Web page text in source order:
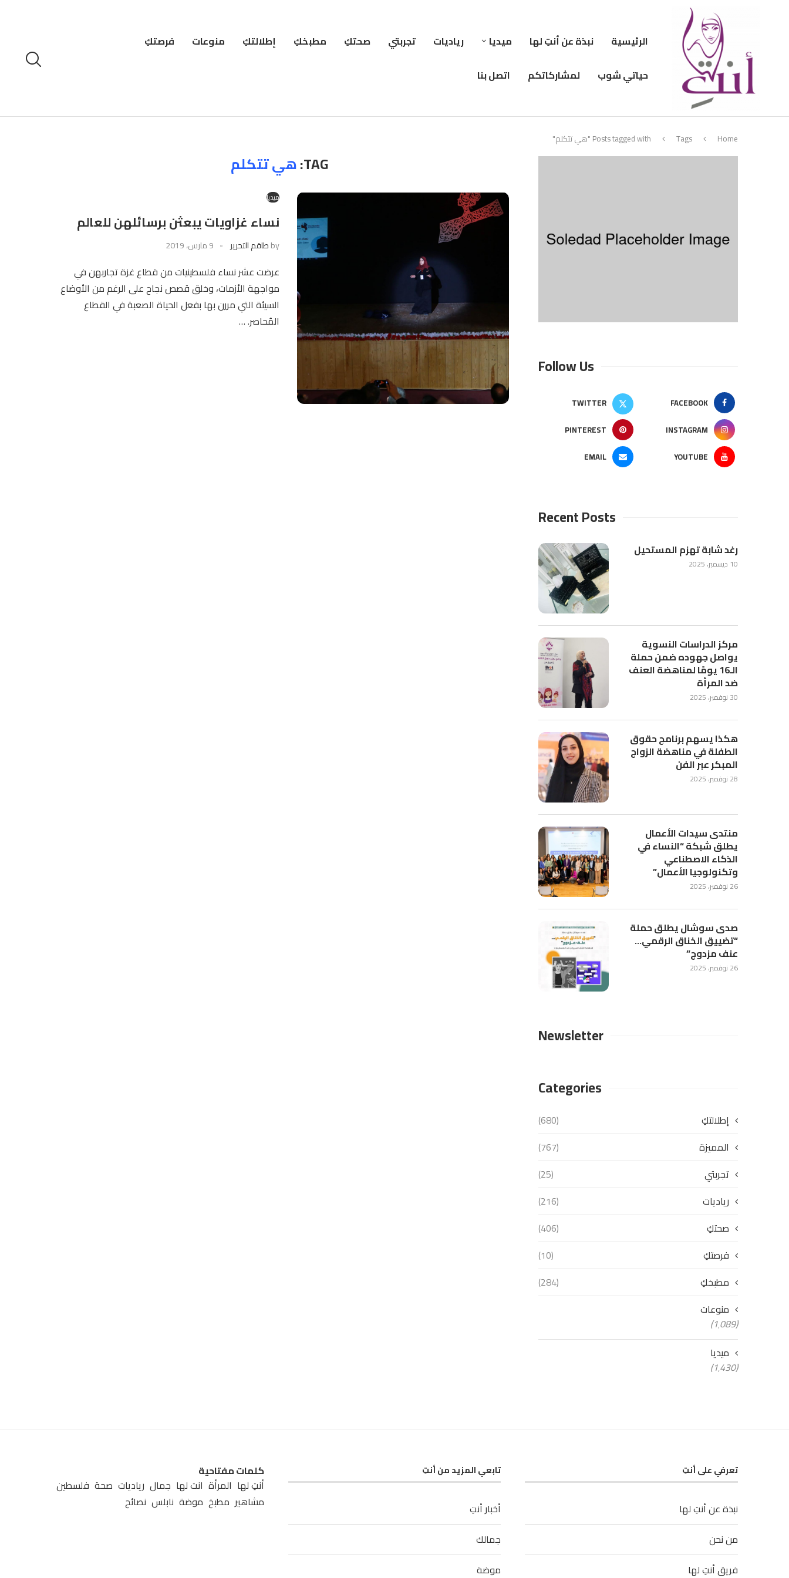
الرئيسية نبذة عن أنتِ لها ميديا رياديات تجربتي صحتكِ مطبخكِ إطلالتكِ منوعات
فرصتكِ
حياتي شوب
لمشاركاتكم اتصل بنا
Home
Tags Posts tagged with "هي تتكلم"
TAG: هي تتكلم
ميديا
نساء غزاويات يبعثن برسائلهن للعالم
byطاقم التحرير 9 مارس، 2019
عرضت عشر نساء فلسطينيات من قطاع غزة تجاربهن في
مواجهة الأزمات، وخلق قصص نجاح على الرغم من الأوضاع
السيئة التي مررن بها بفعل الحياة الصعبة في القطاع
المُحاصر. …
Follow Us
FACEBOOK
TWITTER
INSTAGRAM
PINTEREST
YOUTUBE
EMAIL
Recent Posts
رغد شابة تهزم المستحيل
10 ديسمبر، 2025
مركز الدراسات النسوية
يواصل جهوده ضمن حملة
الـ16 يومًا لمناهضة العنف
ضد المرأة
30 نوفمبر، 2025
هكذا يسهم برنامج حقوق
الطفلة في مناهضة الزواج
المبكر عبر الفن
28 نوفمبر، 2025
منتدى سيدات الأعمال
يطلق شبكة “النساء في
الذكاء الاصطناعي
وتكنولوجيا الأعمال”
26 نوفمبر، 2025
صدى سوشال يطلق حملة
“تضييق الخناق الرقمي…
عنف مزدوج”
26 نوفمبر، 2025
Newsletter
Categories
إطلالتكِ
(680)
المميزة
(767)
تجربتي
(25)
رياديات
(216)
صحتكِ
(406)
فرصتكِ
(10)
مطبخكِ
(284)
منوعات
(1٬089)
ميديا
(1٬430)
تعرفي على أنتِ
نبذة عن أنتِ لها
من نحن
فريق أنتِ لها
تابعي المزيد من أنتِ
أخبار أنتِ
جمالك
موضة
كلمات مفتاحية
أنتِ لها المرأة انت لها جمال رياديات صحة فلسطين
مشاهير مطبخ موضة نابلس نصائح